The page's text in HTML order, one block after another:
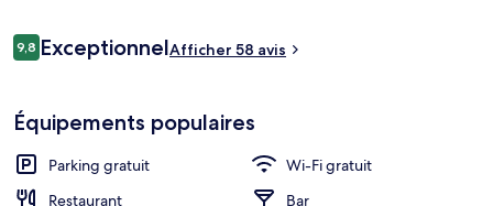
Avis
voyageurs
9,89,8 sur 10
ExceptionnelAfficher 58 avis
Équipements populaires
Parking gratuit
Wi-Fi gratuit
Restaurant
Bar